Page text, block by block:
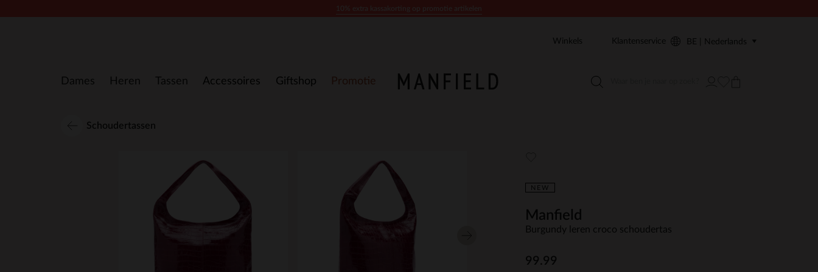
Dames Heren Tassen Accessoires Giftshop Promotie
Winkels Klantenservice BE | Nederlands
Schoudertassen
NEW
Manfield
Burgundy leren croco schoudertas
99.99